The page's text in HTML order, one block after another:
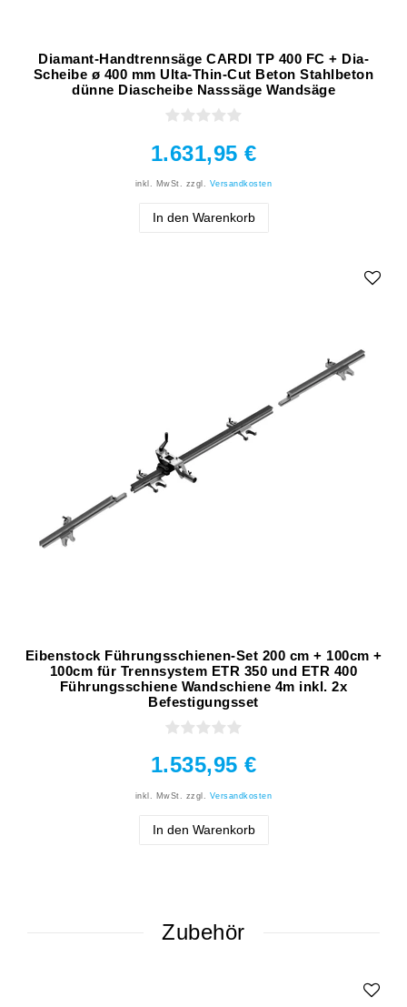
Diamant-Handtrennsäge CARDI TP 400 FC + Dia-
Scheibe ø 400 mm Ulta-Thin-Cut Beton Stahlbeton
dünne Diascheibe Nasssäge Wandsäge
1.631,95 €
inkl. MwSt. zzgl. Versandkosten
In den Warenkorb
Eibenstock Führungsschienen-Set 200 cm + 100cm +
100cm für Trennsystem ETR 350 und ETR 400
Führungsschiene Wandschiene 4m inkl. 2x
Befestigungsset
1.535,95 €
inkl. MwSt. zzgl. Versandkosten
In den Warenkorb
Zubehör